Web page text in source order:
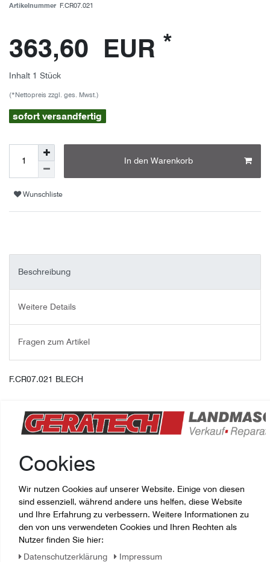
Artikelnummer F.CR07.021
363,60 EUR *
Inhalt 1 Stück
(*Nettopreis zzgl. ges. Mwst.)
sofort versandfertig
In den Warenkorb
Wunschliste
Beschreibung
Weitere Details
Fragen zum Artikel
F.CR07.021 BLECH
Zuletzt angesehene Artikel:
Cookies
Wir nutzen Cookies auf unserer Website. Einige von diesen
sind essenziell, während andere uns helfen, diese Website
und Ihre Erfahrung zu verbessern. Weitere Informationen zu
den von uns verwendeten Cookies und Ihren Rechten als
Nutzer finden Sie hier:
Daten­schutz­erklärung
Impressum